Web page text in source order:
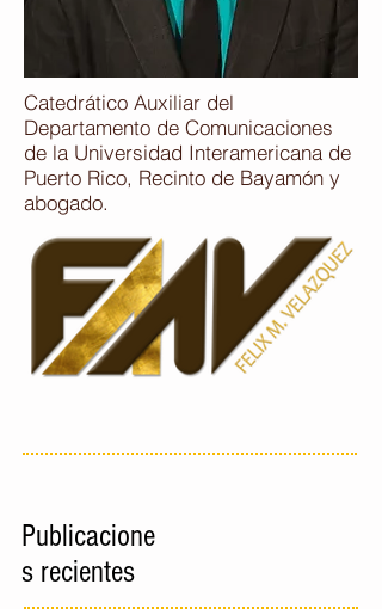
Publicacione
s recientes
Catedrático Auxiliar del
Departamento de Comunicaciones
de la Universidad Interamericana de
Puerto Rico, Recinto de Bayamón y
abogado.